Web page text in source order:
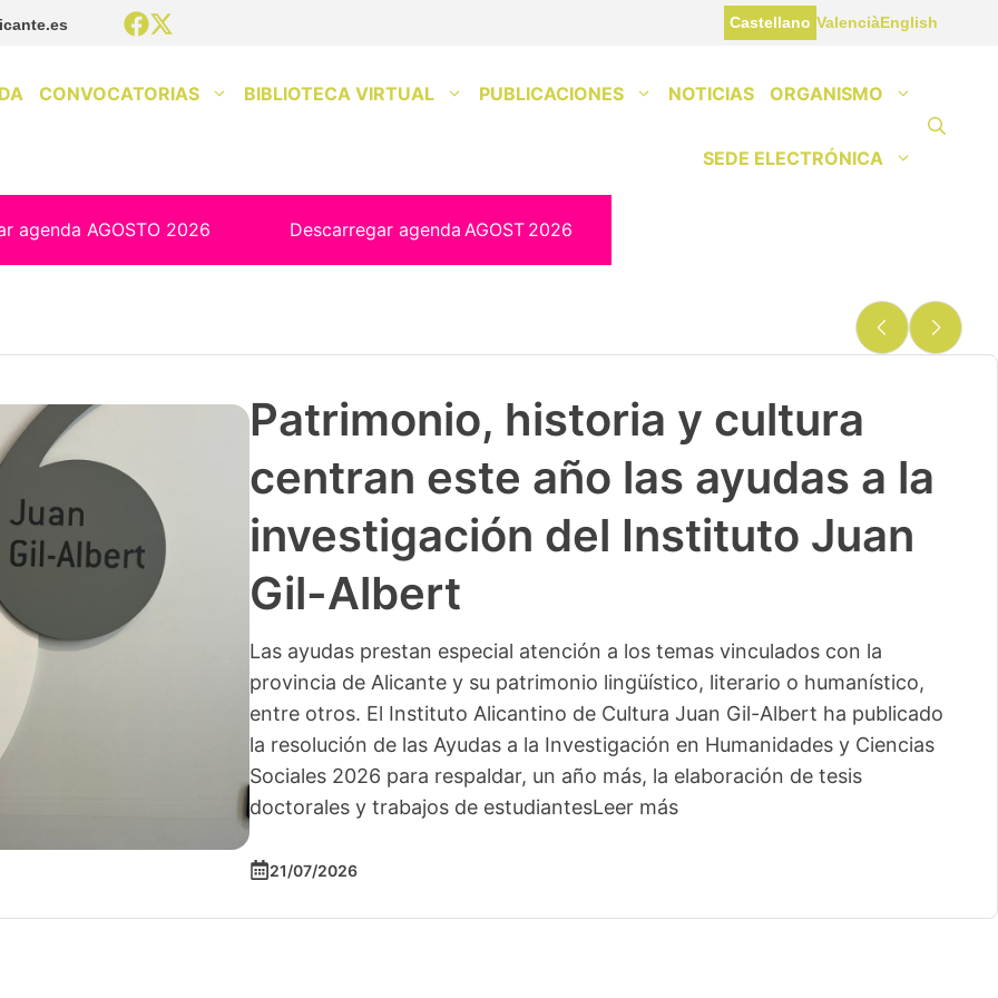
Castellano ValenciàEnglish
CONVOCATORIAS BIBLIOTECA VIRTUAL PUBLICACIONES NOTICIAS ORGANISMO
SEDE ELECTRÓNICA
agenda AGOSTO 2026 Descarregar agenda AGOST 2026
Patrimonio, historia y cultura
centran este año las ayudas a la
investigación del Instituto Juan
Gil-Albert
Las ayudas prestan especial atención a los temas vinculados con la
provincia de Alicante y su patrimonio lingüístico, literario o humanístico,
entre otros. El Instituto Alicantino de Cultura Juan Gil-Albert ha publicado
la resolución de las Ayudas a la Investigación en Humanidades y Ciencias
Sociales 2026 para respaldar, un año más, la elaboración de tesis
doctorales y trabajos de estudiantesLeer más
21/07/2026